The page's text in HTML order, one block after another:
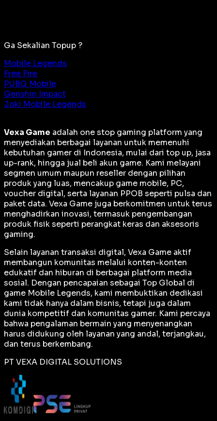
Ga Sekalian Topup ?
Mobile Legends
Free Fire
PUBG Mobile
Genshin Impact
Joki Mobile Legends
Vexa Game adalah one stop gaming platform yang
menyediakan berbagai layanan untuk memenuhi
kebutuhan gamer di Indonesia, mulai dari top up, jasa
up-rank, hingga jual beli akun game. Kami melayani
segmen umum maupun reseller dengan pilihan
produk yang luas, mencakup game mobile, PC,
voucher digital, serta layanan PPOB seperti pulsa dan
paket data. Vexa Game juga berkomitmen untuk terus
menghadirkan inovasi, termasuk pengembangan
produk fisik seperti perangkat keras dan aksesoris
gaming.
Selain layanan transaksi digital, Vexa Game aktif
membangun komunitas melalui konten-konten
edukatif dan hiburan di berbagai platform media
sosial. Dengan pencapaian sebagai Top Global di
game Mobile Legends, kami membuktikan dedikasi
kami tidak hanya dalam bisnis, tetapi juga dalam
dunia kompetitif dan komunitas gamer. Kami percaya
bahwa pengalaman bermain yang menyenangkan
harus didukung oleh layanan yang andal, terjangkau,
dan terus berkembang.
PT VEXA DIGITAL SOLUTIONS